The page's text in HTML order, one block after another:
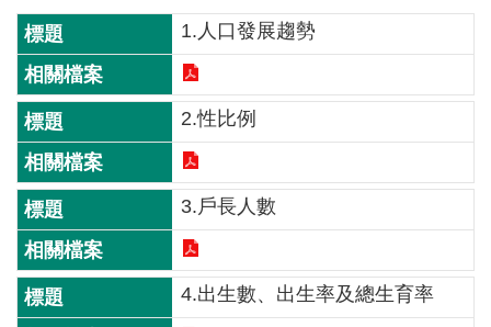
本
部
簡
介
主
1.人口發展趨勢
2.性比例
3.戶長人數
4.出生數、出生率及總生育率